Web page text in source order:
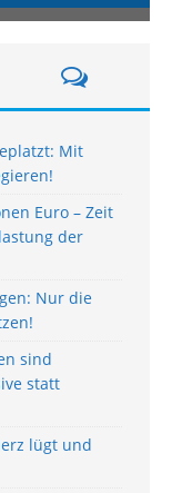
Mit
Euro – Zeit
der
Nur die
sind
statt
lügt und